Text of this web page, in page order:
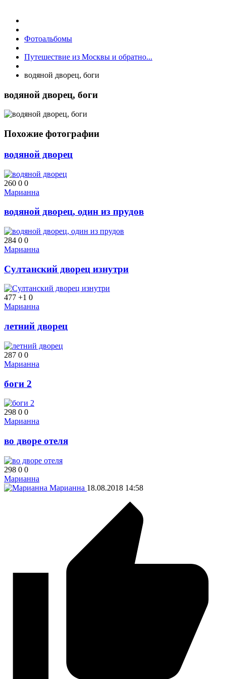
Фотоальбомы
Путешествие из Москвы и обратно...
водяной дворец, боги
водяной дворец, боги
Похожие фотографии
водяной дворец
260 0 0
Марианна
водяной дворец, один из прудов
284 0 0
Марианна
Султанский дворец изнутри
477 +1 0
Марианна
летний дворец
287 0 0
Марианна
боги 2
298 0 0
Марианна
во дворе отеля
298 0 0
Марианна
Марианна 18.08.2018 14:58